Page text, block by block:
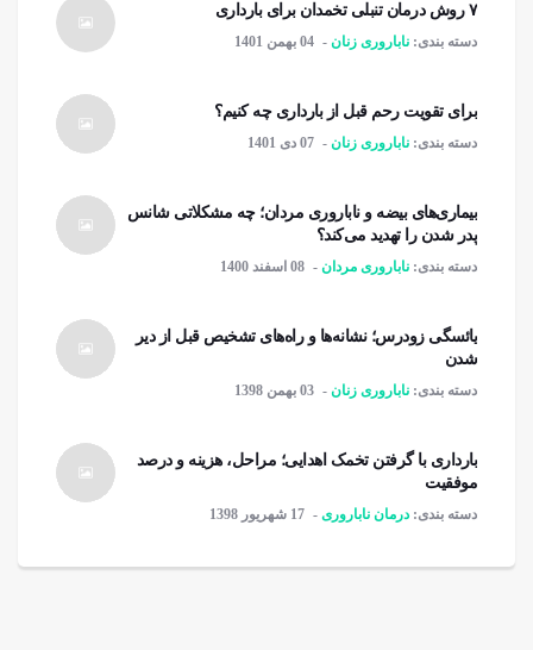
۷ روش درمان تنبلی تخمدان برای بارداری
دسته بندی: ناباروری زنان 04 بهمن 1401
برای تقویت رحم قبل از بارداری چه کنیم؟
دسته بندی: ناباروری زنان 07 دی 1401
بیماری‌های بیضه و ناباروری مردان؛ چه مشکلاتی شانس
پدر شدن را تهدید می‌کند؟
دسته بندی: ناباروری مردان 08 اسفند 1400
یائسگی زودرس؛ نشانه‌ها و راه‌های تشخیص قبل از دیر
شدن
دسته بندی: ناباروری زنان 03 بهمن 1398
بارداری با گرفتن تخمک اهدایی؛ مراحل، هزینه و درصد
موفقیت
دسته بندی: درمان ناباروری 17 شهریور 1398